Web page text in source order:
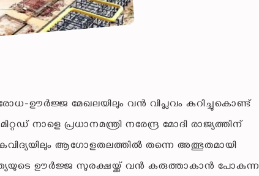
ഊർജ്ജ മേഖലയിലും വൻ വിപ്ലവം കുറിച്ചുകൊണ്ട്
നാളെ പ്രധാനമന്ത്രി നരേന്ദ്ര മോദി രാജ്യത്തിന്
ആഗോളതലത്തിൽ തന്നെ അത്ഭുതമായി
ഊർജ്ജ സുരക്ഷയ്ക്ക് വൻ കരുത്താകാൻ പോകുന്ന